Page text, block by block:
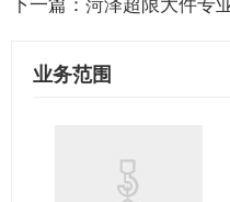
下一篇： 菏泽超限大件专
业务范围